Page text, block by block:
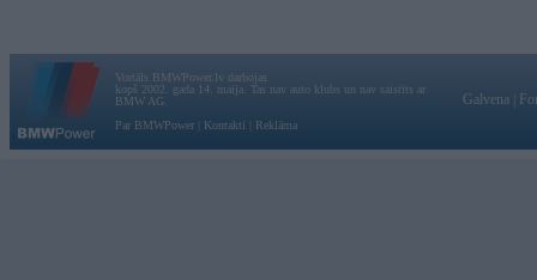
Vortāls BMWPower.lv darbojas
kopš 2002. gada 14. maija. Tas nav auto klubs un nav saistīts ar
BMW AG.
Par BMWPower
Kontakti Reklāma
Galvena